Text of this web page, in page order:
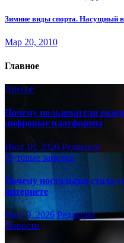
Зимние виды спорта. Насущный
Мар 20, 2010
Главное
Другое
Почему пользователи
цифровые платформы
Июл 18, 2026 Редакция
Путёвые заметки
Почему ностальгия стала
интернете
Июл 9, 2026 Редакция
Новости